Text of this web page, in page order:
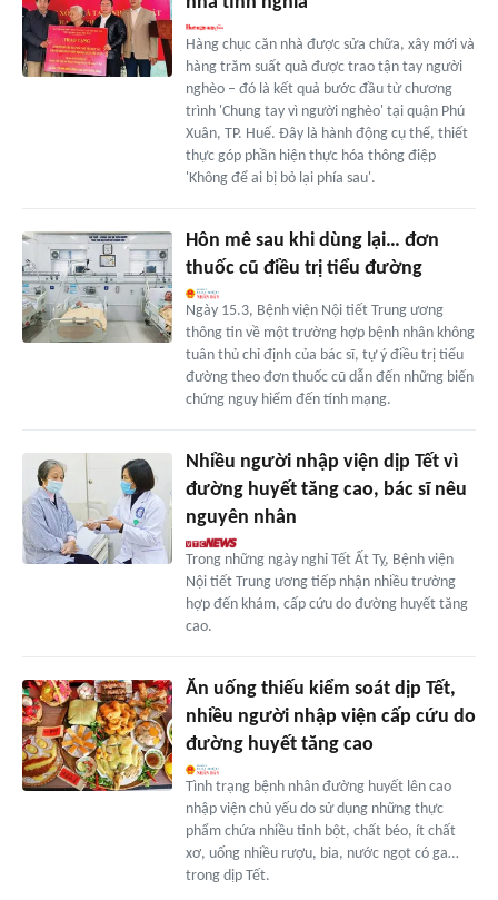
Hàng chục căn nhà được sửa chữa, xây mới và
hàng trăm suất quà được trao tận tay người
nghèo – đó là kết quả bước đầu từ chương
trình 'Chung tay vì người nghèo' tại quận Phú
Xuân, TP. Huế. Đây là hành động cụ thể, thiết
thực góp phần hiện thực hóa thông điệp
'Không để ai bị bỏ lại phía sau'.
Hôn mê sau khi dùng lại… đơn
thuốc cũ điều trị tiểu đường
Ngày 15.3, Bệnh viện Nội tiết Trung ương
thông tin về một trường hợp bệnh nhân không
tuân thủ chỉ định của bác sĩ, tự ý điều trị tiểu
đường theo đơn thuốc cũ dẫn đến những biến
chứng nguy hiểm đến tính mạng.
Nhiều người nhập viện dịp Tết vì
đường huyết tăng cao, bác sĩ nêu
nguyên nhân
Trong những ngày nghỉ Tết Ất Tỵ, Bệnh viện
Nội tiết Trung ương tiếp nhận nhiều trường
hợp đến khám, cấp cứu do đường huyết tăng
cao.
Ăn uống thiếu kiểm soát dịp Tết,
nhiều người nhập viện cấp cứu do
đường huyết tăng cao
Tình trạng bệnh nhân đường huyết lên cao
nhập viện chủ yếu do sử dụng những thực
phẩm chứa nhiều tinh bột, chất béo, ít chất
xơ, uống nhiều rượu, bia, nước ngọt có ga…
trong dịp Tết.